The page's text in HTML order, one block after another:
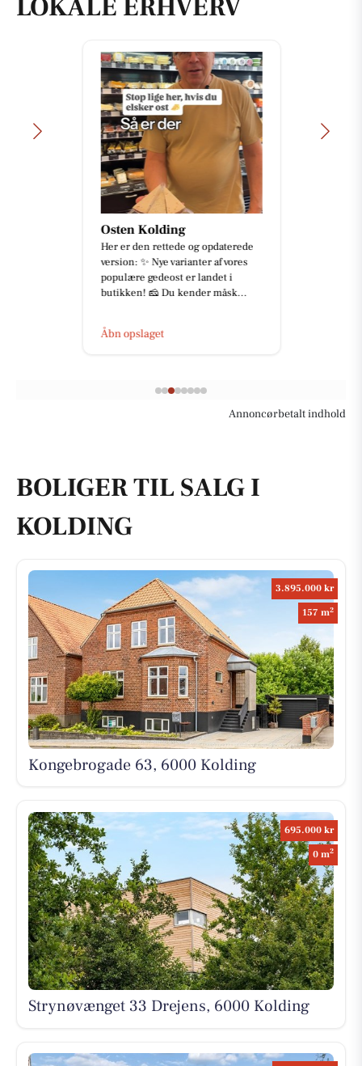
LOKALE ERHVERV
Osten Kolding
Her er den rettede og opdaterede
version: ✨ Nye varianter af vores
populære gedeost er landet i
butikken! 🧀 Du kender måsk...
Åbn opslaget
Annoncørbetalt indhold
BOLIGER TIL SALG I
KOLDING
3.895.000 kr
157 m2
Kongebrogade 63, 6000 Kolding
695.000 kr
0 m2
Strynøvænget 33 Drejens, 6000 Kolding